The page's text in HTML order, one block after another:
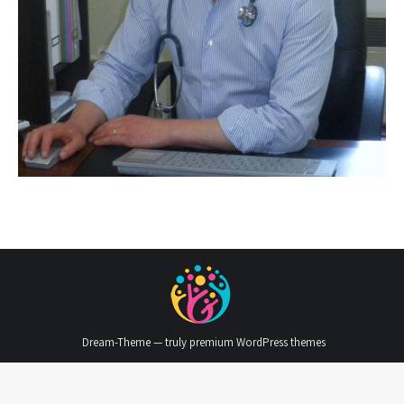
Dream-Theme — truly premium WordPress themes